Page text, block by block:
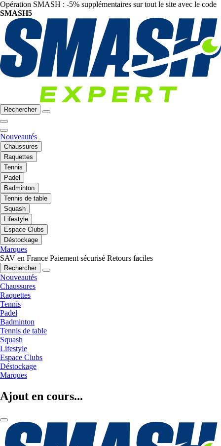
Opération SMASH : -5% supplémentaires sur tout le site avec le code
SMASH5
Rechercher
Nouveautés
Chaussures
Raquettes
Tennis
Padel
Badminton
Tennis de table
Squash
Lifestyle
Espace Clubs
Déstockage
Marques
SAV en France Paiement sécurisé Retours faciles
Rechercher
Nouveautés
Chaussures
Raquettes
Tennis
Padel
Badminton
Tennis de table
Squash
Lifestyle
Espace Clubs
Déstockage
Marques
Ajout en cours...